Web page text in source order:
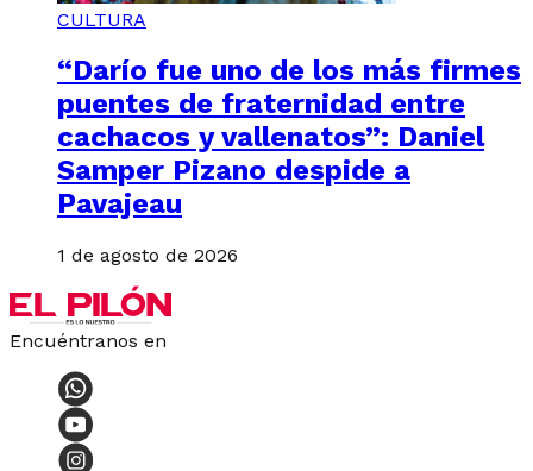
CULTURA
“Darío fue uno de los más firmes
puentes de fraternidad entre
cachacos y vallenatos”: Daniel
Samper Pizano despide a
Pavajeau
1 de agosto de 2026
Encuéntranos en